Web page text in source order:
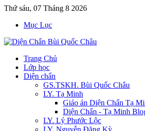
Thứ sáu, 07 Tháng 8 2026
Mục Lục
Trang Chủ
Lớp học
Diện chẩn
GS.TSKH. Bùi Quốc Châu
LY. Tạ Minh
Giáo án Diện Chẩn Tạ
Diện Chẩn - Tạ Minh
LY. Lý Phước Lộc
LY. Nguyễn Đăng Kỳ